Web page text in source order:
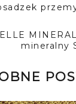
mineralny